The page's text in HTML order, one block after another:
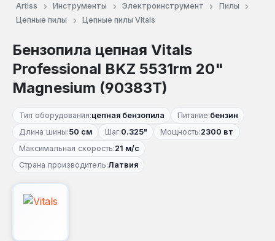
Artiss Инструменты Электроинструмент
Пилы
Цепные пилы
Цепные пилы Vitals
Бензопила цепная Vitals
Professional BKZ 5531rm 20"
Magnesium (90383T)
Тип оборудования:цепная бензопила Питание:бензин
Длина шины:50 см Шаг:0.325" Мощность:2300 вт
Максимальная скорость:21 м/с
Страна производитель:Латвия